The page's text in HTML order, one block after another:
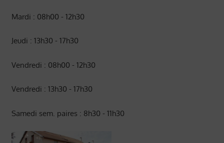
Mardi : 08h00 - 12h30
Jeudi : 13h30 - 17h30
Vendredi : 08h00 - 12h30
Vendredi : 13h30 - 17h30
Samedi sem. paires : 8h30 - 11h30